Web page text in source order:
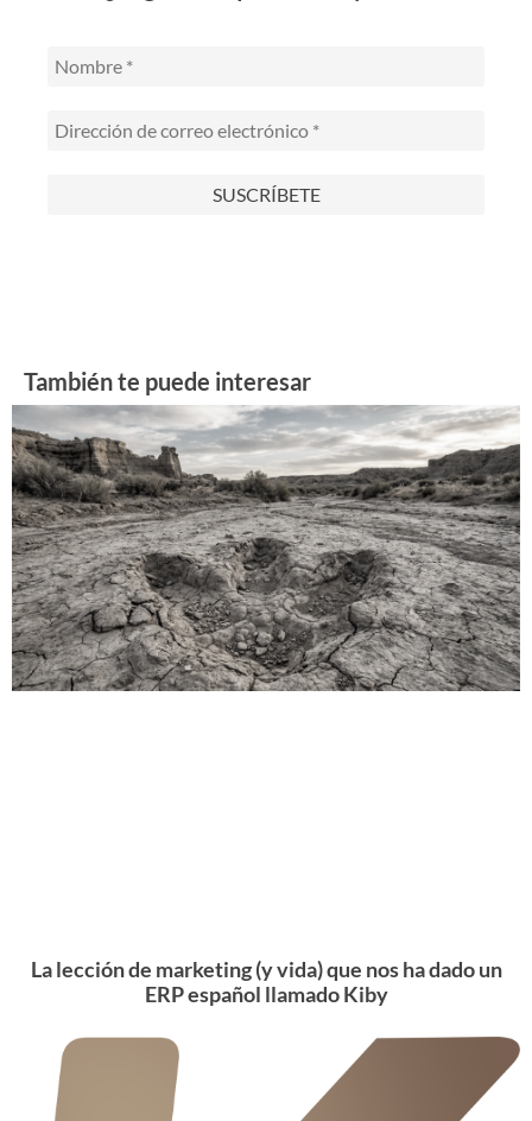
También te puede interesar
La lección de marketing (y vida) que nos ha dado un
ERP español llamado Kiby